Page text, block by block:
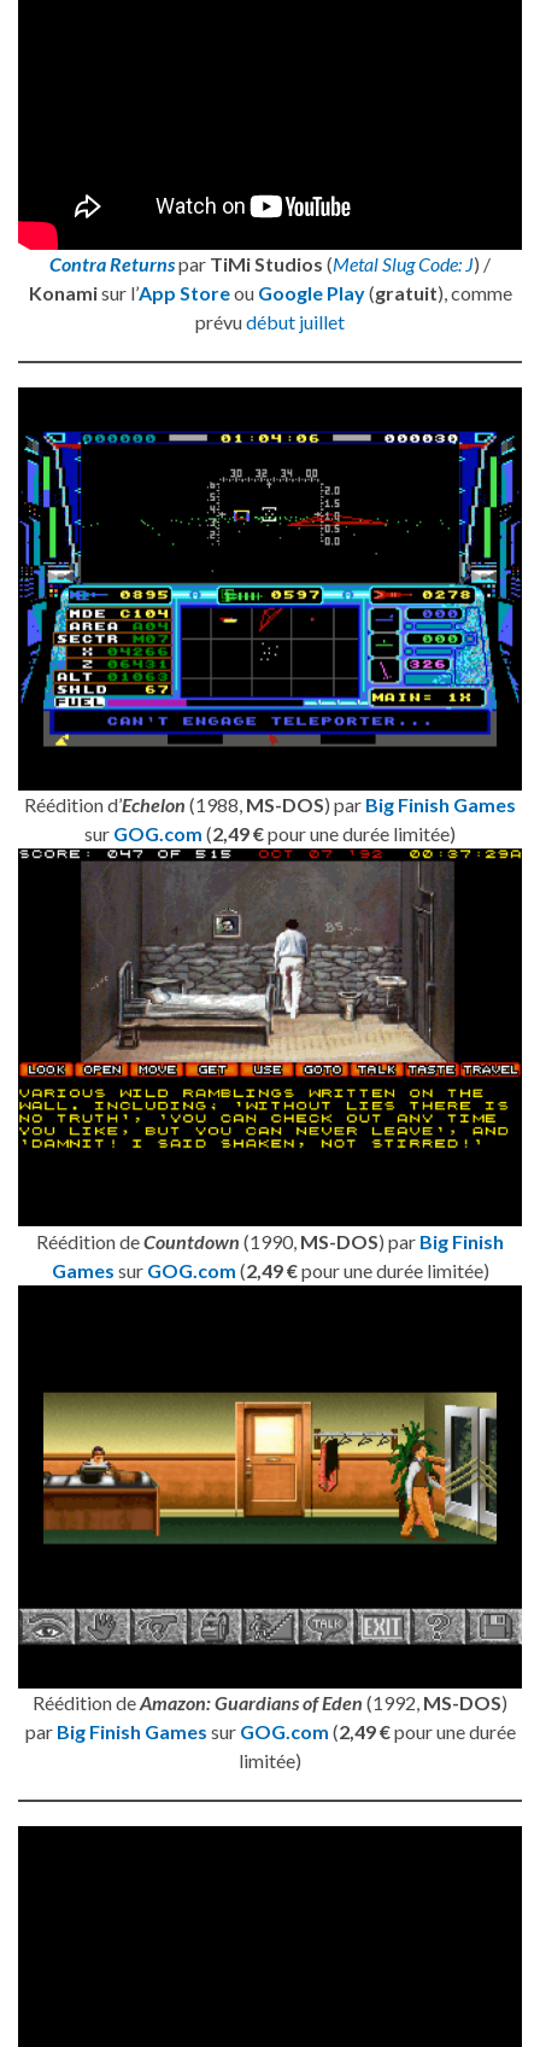
Contra Returnspar TiMi Studios (Metal Slug Code: J) /
Konamisur l’App Storeou Google Play(gratuit), comme
prévudébut juillet
Réédition d’Echelon (1988, MS-DOS) par Big Finish Games
sur GOG.com (2,49 €pour une durée limitée)
Réédition deCountdown (1990, MS-DOS) par Big Finish
Games sur GOG.com (2,49 €pour une durée limitée)
Réédition deAmazon: Guardians of Eden (1992, MS-DOS)
par Big Finish Games sur GOG.com (2,49 €pour une durée
limitée)